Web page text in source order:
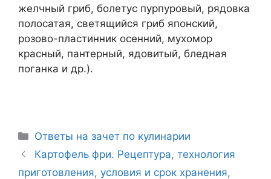
желчный гриб, болетус пурпуровый, рядовка
полосатая, светящийся гриб японский,
розово-пластинник осенний, мухомор
красный, пантерный, ядовитый, бледная
поганка и др.).
Рубрики
Ответы на зачет по кулинарии
Навигация
записи
Картофель фри. Рецептура, технология
приготовления, условия и срок хранения,